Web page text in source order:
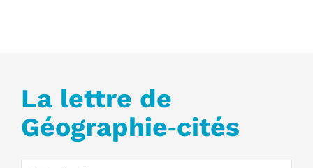
La lettre de
Géographie‑cités